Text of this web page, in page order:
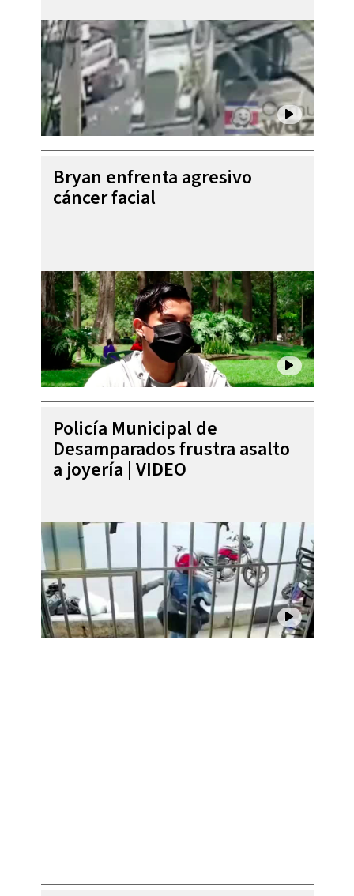
Bryan enfrenta agresivo
cáncer facial
Policía Municipal de
Desamparados frustra asalto
a joyería | VIDEO